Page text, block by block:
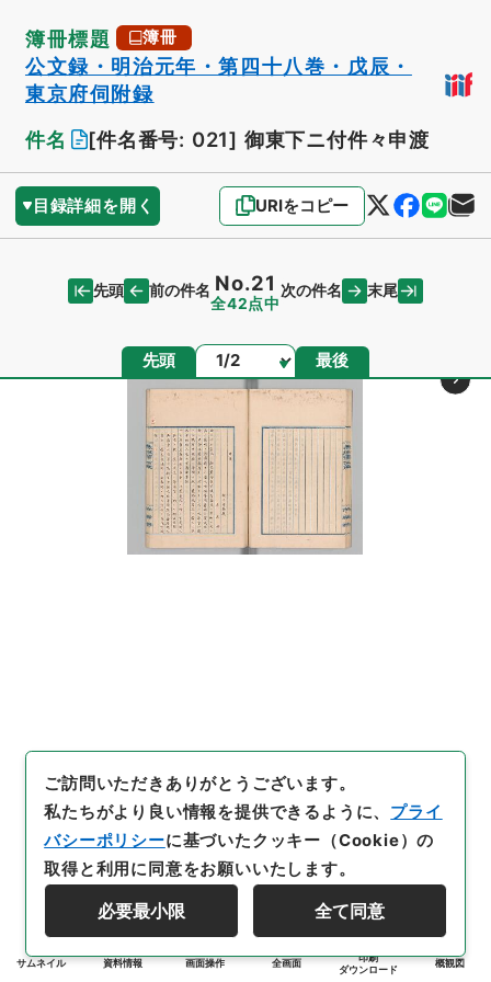
簿冊標題 簿冊
公文録・明治元年・第四十八巻・戊辰・
東京府伺附録
件名
[件名番号: 021] 御東下ニ付件々申渡
目録詳細を開く URIをコピー
先頭 前の件名 No.21
全42点中
次の件名 末尾
先頭 ページ 最後
サムネイル 資料情報 画面操作 全画面
印刷
ダウンロード
概観図
ご訪問いただきありがとうございます。
私たちがより良い情報を提供できるように、 プライ
バシーポリシーに基づいたクッキー（Cookie）の
取得と利用に同意をお願いいたします。
必要最小限 全て同意